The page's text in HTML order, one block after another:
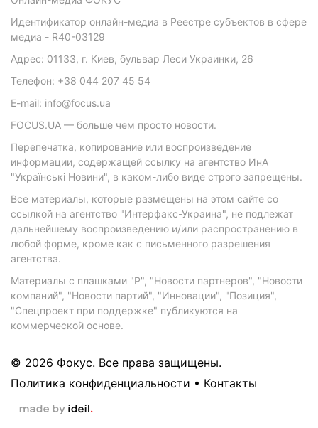
Идентификатор онлайн-медиа в Реестре субъектов в сфере
медиа - R40-03129
Адрес: 01133, г. Киев, бульвар Леси Украинки, 26
Телефон: +38 044 207 45 54
E-mail: info@focus.ua
FOCUS.UA — больше чем просто новости.
Перепечатка, копирование или воспроизведение
информации, содержащей ссылку на агентство ИнА
"Українські Новини", в каком-либо виде строго запрещены.
Все материалы, которые размещены на этом сайте со
ссылкой на агентство "Интерфакс-Украина", не подлежат
дальнейшему воспроизведению и/или распространению в
любой форме, кроме как с письменного разрешения
агентства.
Материалы с плашками "Р", "Новости партнеров", "Новости
компаний", "Новости партий", "Инновации", "Позиция",
"Спецпроект при поддержке" публикуются на
коммерческой основе.
© 2026 Фокус. Все права защищены.
Политика конфиденциальности • Контакты